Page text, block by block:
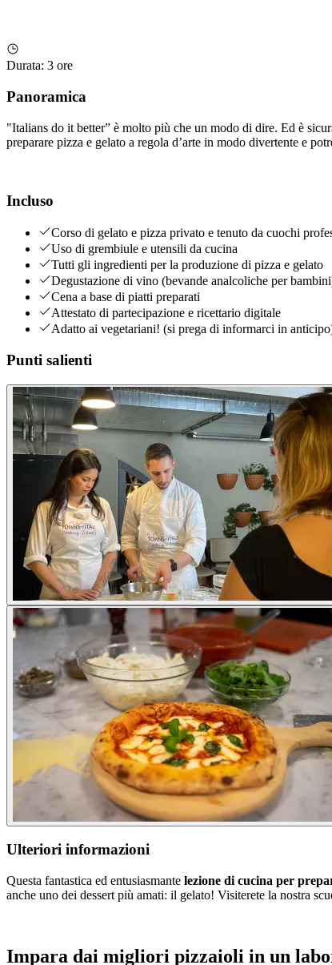
Durata: 3 ore
Panoramica
"Italians do it better” è molto più che un modo di dire. Ed è
preparare pizza e gelato a regola d’arte in modo divertente e
Incluso
Corso di gelato e pizza privato e tenuto da cuochi
Uso di grembiule e utensili da cucina
Tutti gli ingredienti per la produzione di pizza e gelato
Degustazione di vino (bevande analcoliche per
Cena a base di piatti preparati
Attestato di partecipazione e ricettario digitale
Adatto ai vegetariani! (si prega di informarci in
Punti salienti
Ulteriori informazioni
Questa fantastica ed entusiasmante lezione di cucina per
anche uno dei dessert più amati: il gelato! Visiterete la nostra
Impara dai migliori pizzaioli in un